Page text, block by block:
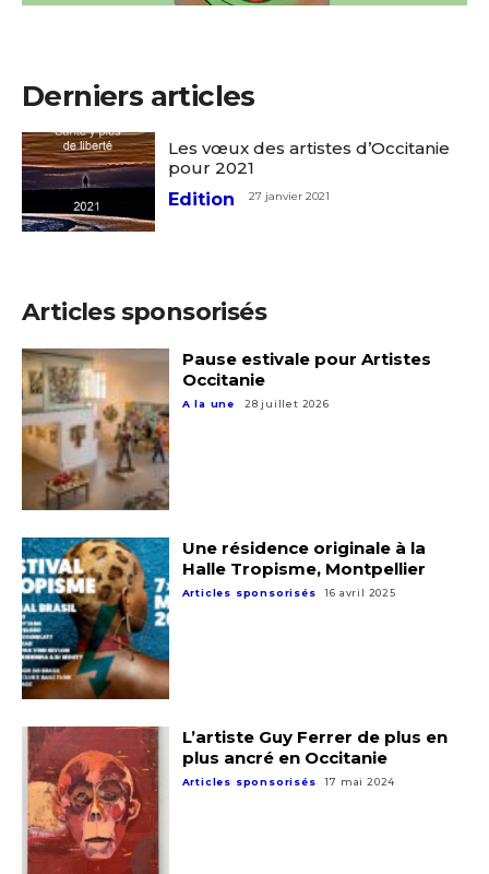
Derniers articles
Les vœux des artistes d’Occitanie
pour 2021
Edition
27 janvier 2021
Articles sponsorisés
Pause estivale pour Artistes
Occitanie
A la une 28 juillet 2026
Une résidence originale à la
Halle Tropisme, Montpellier
Articles sponsorisés 16 avril 2025
L’artiste Guy Ferrer de plus en
plus ancré en Occitanie
Articles sponsorisés 17 mai 2024